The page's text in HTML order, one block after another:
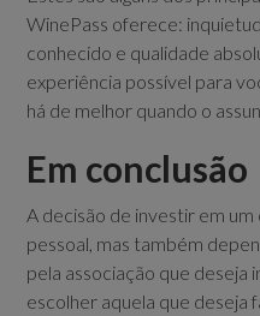
WinePass oferece:
conhecido e qualidade
experiência possível para
há de melhor quando o
Em conclusão
A decisão de investir em
pessoal, mas também
pela associação que deseja
escolher aquela que deseja